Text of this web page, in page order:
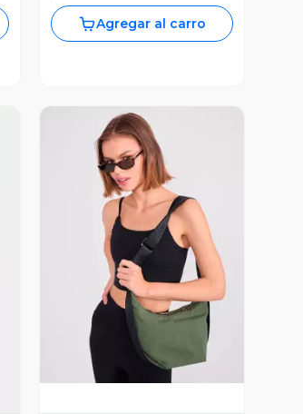
Agregar al carro
Vista Previa